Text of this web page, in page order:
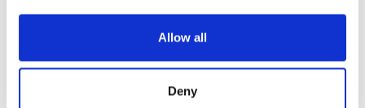
Allow all
Deny
EXPLORAR